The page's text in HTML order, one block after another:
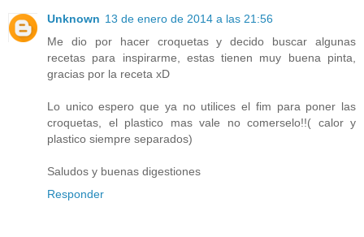
Unknown 13 de enero de 2014 a las 21:56
Me dio por hacer croquetas y decido buscar algunas
recetas para inspirarme, estas tienen muy buena pinta,
gracias por la receta xD
Lo unico espero que ya no utilices el fim para poner las
croquetas, el plastico mas vale no comerselo!!( calor y
plastico siempre separados)
Saludos y buenas digestiones
Responder